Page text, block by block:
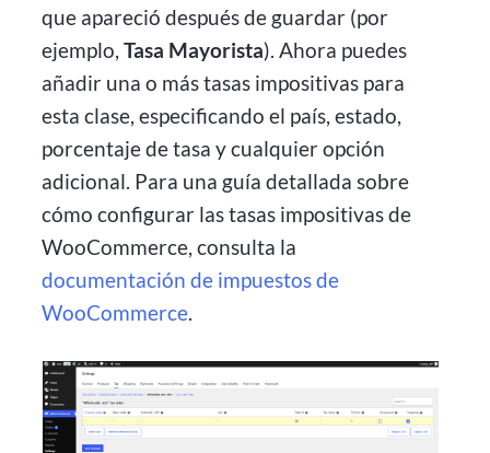
que apareció después de guardar (por
ejemplo,Tasa Mayorista). Ahora puedes
añadir una o más tasas impositivas para
esta clase, especificando el país, estado,
porcentaje de tasa y cualquier opción
adicional. Para una guía detallada sobre
cómo configurar las tasas impositivas de
WooCommerce, consulta la
documentación de impuestos de
WooCommerce.